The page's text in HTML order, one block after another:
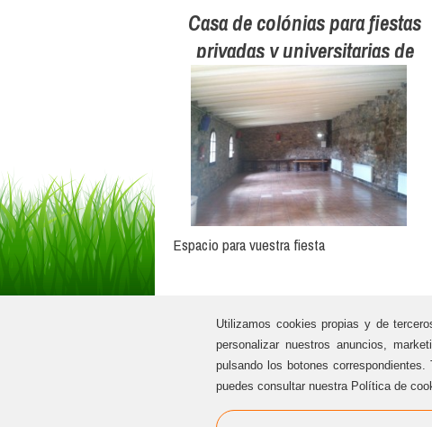
Casa de colónias para fiestas
privadas y universitarias de
jovenes
Espacio para vuestra fiesta
facebook
Utilizamos cookies propias y de
personalizar nuestros anuncios,
pulsando los botones
puedes consultar nuestra Política de